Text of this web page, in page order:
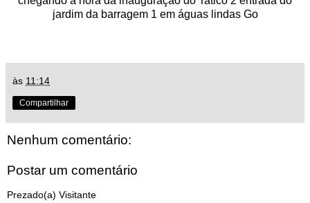
jardim da barragem 1 em águas lindas Go
às 11:14
Compartilhar
Nenhum comentário:
Postar um comentário
Prezado(a) Visitante